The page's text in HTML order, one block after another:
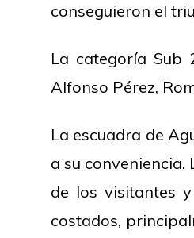
conseguieron el
La categoría Sub
Alfonso Pérez,
La escuadra de
a su
de los visitantes
costados,